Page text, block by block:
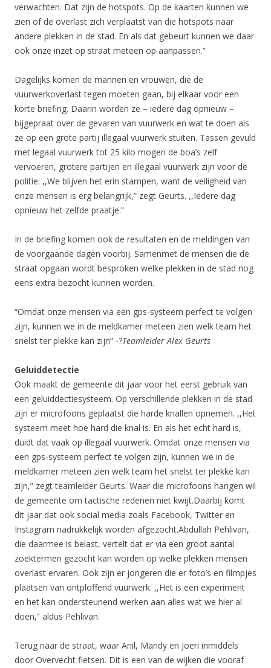
verwachten. Dat zijn de hotspots. Op de kaarten kunnen we
zien of de overlast zich verplaatst van die hotspots naar
andere plekken in de stad. En als dat gebeurt kunnen we daar
ook onze inzet op straat meteen op aanpassen.”
Dagelijks komen de mannen en vrouwen, die de
vuurwerkoverlast tegen moeten gaan, bij elkaar voor een
korte briefing. Daarin worden ze – iedere dag opnieuw –
bijgepraat over de gevaren van vuurwerk en wat te doen als
ze op een grote partij illegaal vuurwerk stuiten. Tassen gevuld
met legaal vuurwerk tot 25 kilo mogen de boa’s zelf
vervoeren, grotere partijen en illegaal vuurwerk zijn voor de
politie. ,,We blijven het erin stampen, want de veiligheid van
onze mensen is erg belangrijk,” zegt Geurts. ,,Iedere dag
opnieuw het zelfde praatje.”
In de briefing komen ook de resultaten en de meldingen van
de voorgaande dagen voorbij. Samenmet de mensen die de
straat opgaan wordt besproken welke plekken in de stad nog
eens extra bezocht kunnen worden.
“Omdat onze mensen via een gps-systeem perfect te volgen
zijn, kunnen we in de meldkamer meteen zien welk team het
snelst ter plekke kan zijn” -?Teamleider Alex Geurts
Geluiddetectie
Ook maakt de gemeente dit jaar voor het eerst gebruik van
een geluiddectiesysteem. Op verschillende plekken in de stad
zijn er microfoons geplaatst die harde knallen opnemen. ,,Het
systeem meet hoe hard die knal is. En als het echt hard is,
duidt dat vaak op illegaal vuurwerk. Omdat onze mensen via
een gps-systeem perfect te volgen zijn, kunnen we in de
meldkamer meteen zien welk team het snelst ter plekke kan
zijn,” zegt teamleider Geurts. Waar die microfoons hangen wil
de gemeente om tactische redenen niet kwijt.Daarbij komt
dit jaar dat ook social media zoals Facebook, Twitter en
Instagram nadrukkelijk worden afgezocht.Abdullah Pehlivan,
die daarmee is belast, vertelt dat er via een groot aantal
zoektermen gezocht kan worden op welke plekken mensen
overlast ervaren. Ook zijn er jongeren die er foto’s en filmpjes
plaatsen van ontploffend vuurwerk. ,,Het is een experiment
en het kan ondersteunend werken aan alles wat we hier al
doen,” aldus Pehlivan.
Terug naar de straat, waar Anil, Mandy en Joeri inmiddels
door Overvecht fietsen. Dit is een van de wijken die vooraf